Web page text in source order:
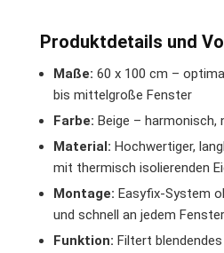
Produktdetails und
Maße: 60 x 100 cm –
bis mittelgroße Fenster
Farbe: Beige – harmonisch,
Material: Hochwertiger,
mit thermisch isolierenden
Montage: Easyfix-System
und schnell an jedem
Funktion: Filtert